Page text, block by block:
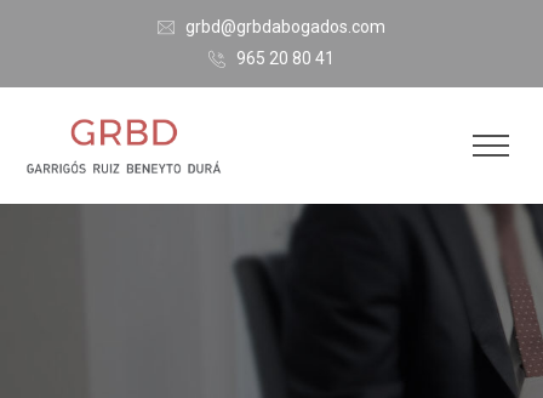
grbd@grbdabogados.com
965 20 80 41